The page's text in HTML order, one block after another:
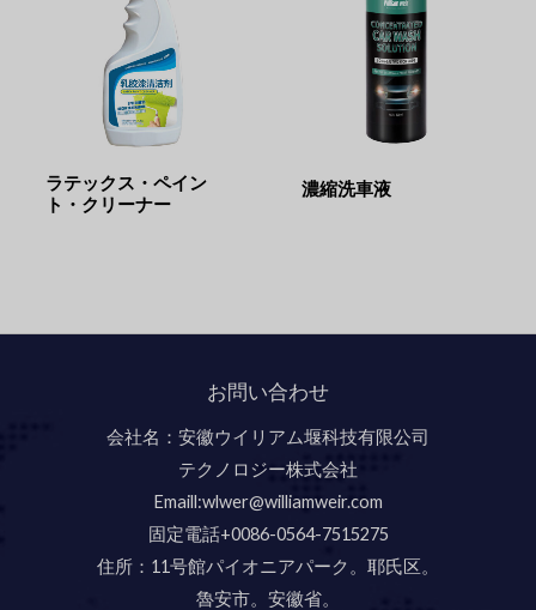
ラテックス・ペイン
ト・クリーナー
濃縮洗車液
お問い合わせ
会社名：安徽ウイリアム堰科技有限公司
テクノロジー株式会社
Emaill:wlwer@williamweir.com
固定電話+0086-0564-7515275
住所：11号館パイオニアパーク。耶氏区。
魯安市。安徽省。